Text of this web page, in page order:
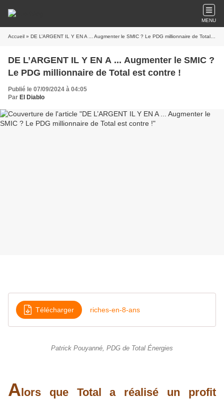
MENU
Accueil » DE L’ARGENT IL Y EN A ... Augmenter le SMIC ? Le PDG millionnaire de Total est contre !
DE L’ARGENT IL Y EN A ... Augmenter le SMIC ?
Le PDG millionnaire de Total est contre !
Publié le 07/09/2024 à 04:05
Par El Diablo
Télécharger riches-en-8-ans
Patrick Pouyanné, PDG de Total Énergies
Alors que Total a réalisé un profit